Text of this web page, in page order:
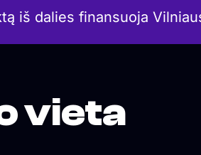
iš dalies finansuoja
vieta